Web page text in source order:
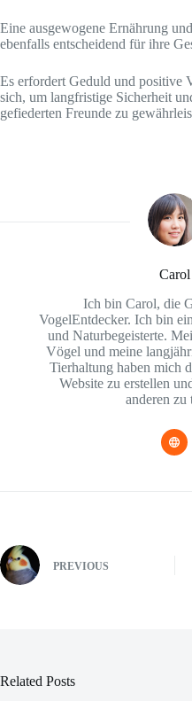
Eine ausgewogene Ernährung
ebenfalls entscheidend für ihre
Es erfordert Geduld und positive
sich, um langfristige Sicherheit
gefiederten Freunde zu
Carol
Ich bin Carol, die
VogelEntdecker. Ich bin
und Naturbegeisterte.
Vögel und meine
Tierhaltung haben mich
Website zu erstellen
anderen zu
PREVIOUS
Related Posts